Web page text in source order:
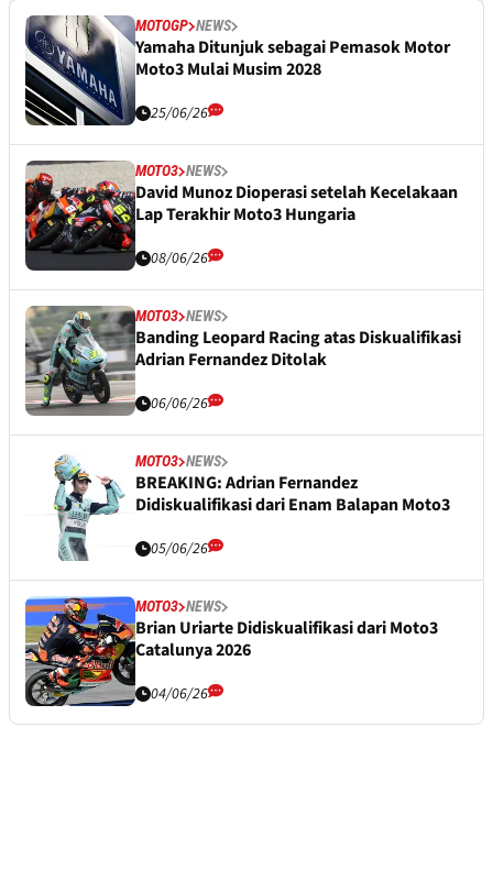
MOTOGP NEWS
Yamaha Ditunjuk sebagai Pemasok Motor
Moto3 Mulai Musim 2028
25/06/26
MOTO3 NEWS
David Munoz Dioperasi setelah Kecelakaan
Lap Terakhir Moto3 Hungaria
08/06/26
MOTO3 NEWS
Banding Leopard Racing atas Diskualifikasi
Adrian Fernandez Ditolak
06/06/26
MOTO3 NEWS
BREAKING: Adrian Fernandez
Didiskualifikasi dari Enam Balapan Moto3
05/06/26
MOTO3 NEWS
Brian Uriarte Didiskualifikasi dari Moto3
Catalunya 2026
04/06/26